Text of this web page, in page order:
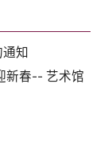
知
新春-- 艺术馆